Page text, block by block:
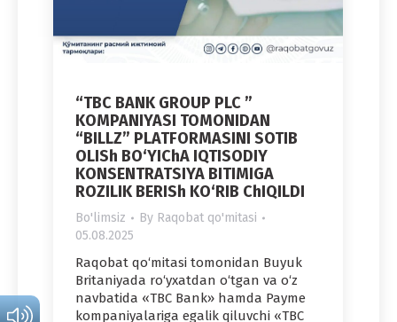
“TBC BANK GROUP PLC ”
KOMPANIYASI TOMONIDAN
“BILLZ” PLATFORMASINI SOTIB
OLISh BO‘YIChA IQTISODIY
KONSENTRATSIYA BITIMIGA
ROZILIK BERISh KO‘RIB ChIQILDI
Bo'limsiz By Raqobat qo'mitasi
05.08.2025
Raqobat qo‘mitasi tomonidan Buyuk
Britaniyada ro‘yxatdan o‘tgan va o‘z
navbatida «TBC Bank» hamda Payme
kompaniyalariga egalik qiluvchi «TBC